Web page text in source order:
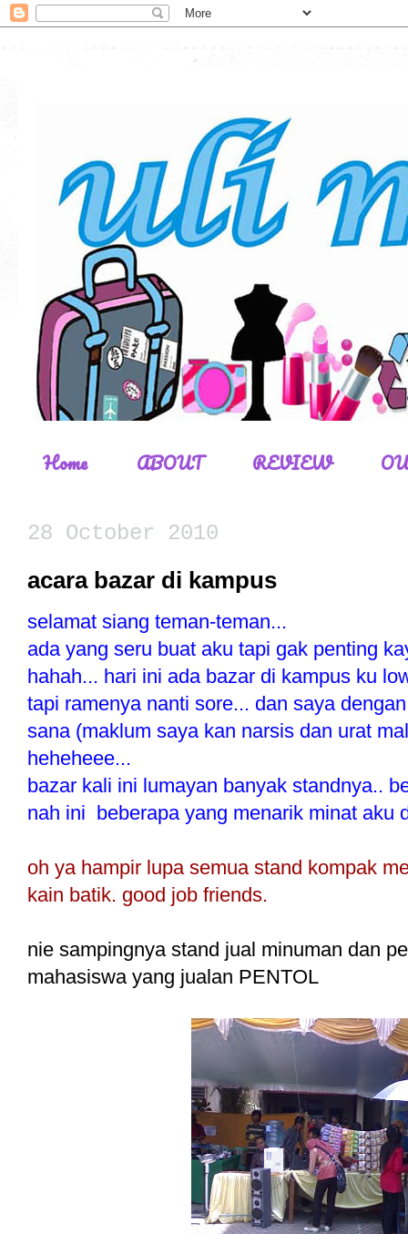
Home ABOUT REVIEW
28 October 2010
acara bazar di kampus
selamat siang teman-teman...
ada yang seru buat aku tapi gak penting
hahah... hari ini ada bazar di kampus ku
tapi ramenya nanti sore... dan saya
sana (maklum saya kan narsis dan urat
heheheee...
bazar kali ini lumayan banyak standnya..
nah ini beberapa yang menarik minat aku
oh ya hampir lupa semua stand kompak
kain batik. good job friends.
nie sampingnya stand jual minuman dan
mahasiswa yang jualan PENTOL